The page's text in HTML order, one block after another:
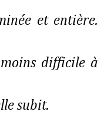
et entière.
difficile à
subit.